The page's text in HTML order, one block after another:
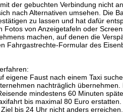
der gebuchten Verbindung nicht
nach Alternativen umsehen. Die
zu lassen und hat dafür
Fotos von Anzeigetafeln oder
machen, auf denen die
Fahrgastrechte-Formular des
eigene Faust nach einem Taxi
nachträglich
mindestens 60 Minuten
bis maximal 80 Euro
bis 24 Uhr nicht anders erreichen.